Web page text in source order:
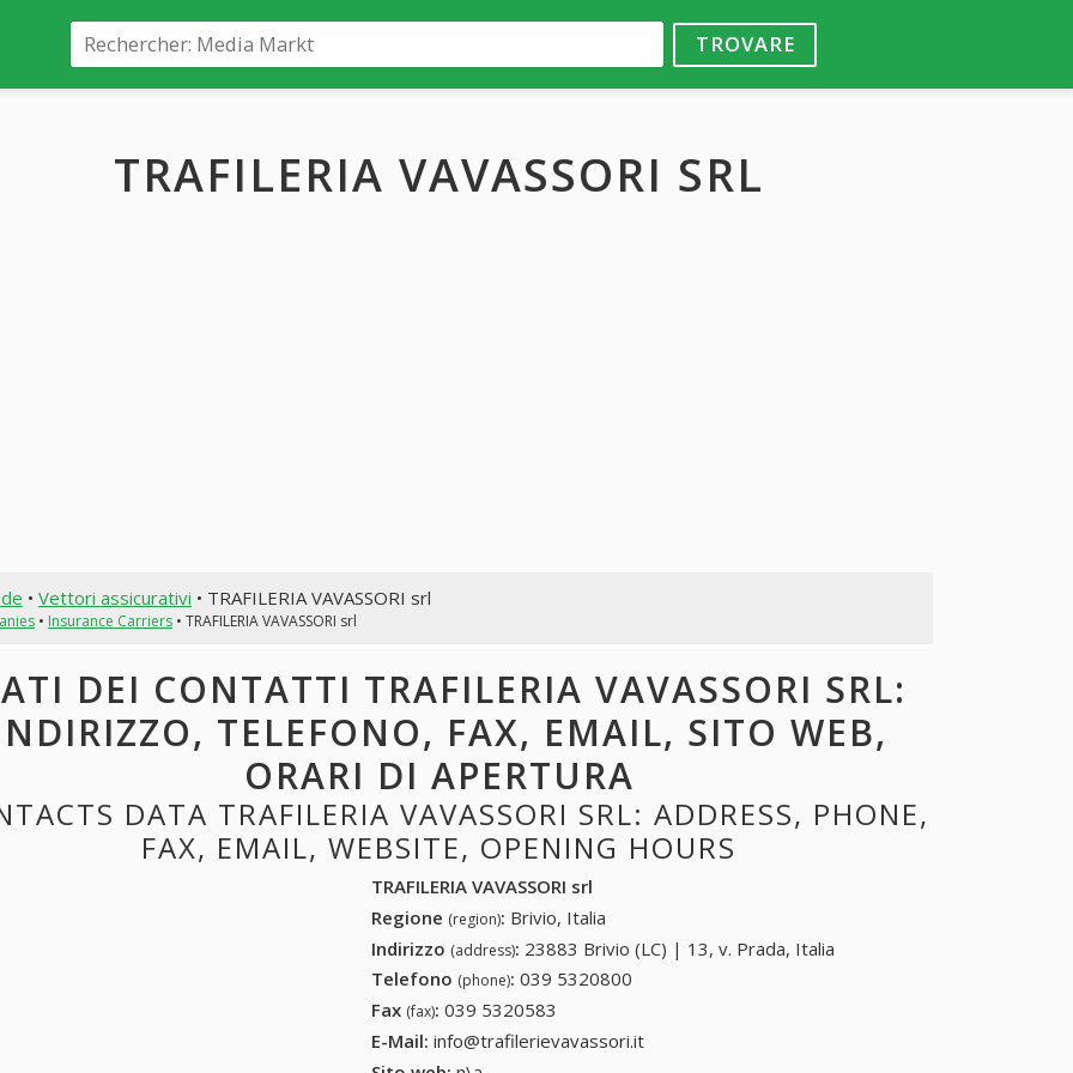
TROVARE
TRAFILERIA VAVASSORI SRL
• Vettori assicurativi • TRAFILERIA VAVASSORI srl
• Insurance Carriers• TRAFILERIA VAVASSORI srl
DEI CONTATTI TRAFILERIA VAVASSORI SRL:
TELEFONO, FAX, EMAIL, SITO WEB,
ORARI DI APERTURA
DATA TRAFILERIA VAVASSORI SRL: ADDRESS, PHONE,
FAX, EMAIL, WEBSITE, OPENING HOURS
TRAFILERIA VAVASSORI srl
Regione (region): Brivio, Italia
Indirizzo (address): 23883 Brivio (LC) | 13, v. Prada, Italia
Telefono (phone): 039 5320800
Fax (fax): 039 5320583
E-Mail: info@trafilerievavassori.it